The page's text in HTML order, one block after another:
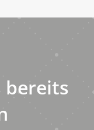
bereits